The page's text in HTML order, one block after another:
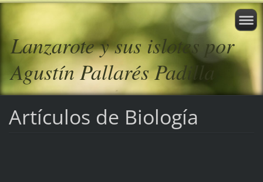
Lanzarote y sus islotes por
Agustín Pallarés Padilla
Artículos de Biología